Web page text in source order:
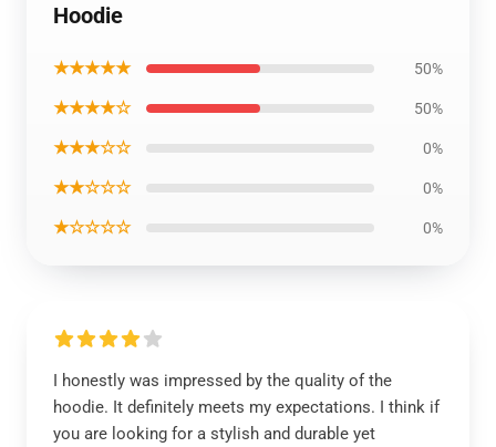
Hoodie
★★★★★ 50%
★★★★☆ 50%
★★★☆☆ 0%
★★☆☆☆ 0%
★☆☆☆☆ 0%
I honestly was impressed by the quality of the
hoodie. It definitely meets my expectations. I think if
you are looking for a stylish and durable yet